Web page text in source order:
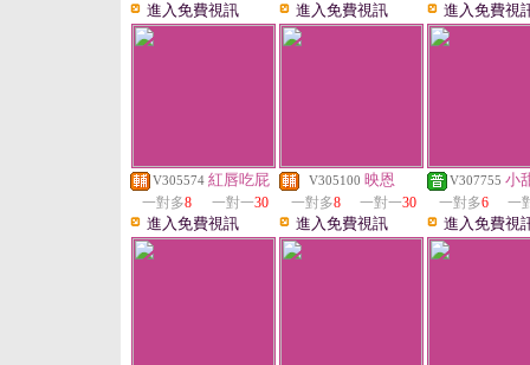
進入免費視訊 進入免費視訊 進入免費視
V305574 紅唇吃屁
一對多8 一對一30
進入免費視訊
V305100 映恩
一對多8 一對一30
進入免費視訊
V307755 小
一對多6 一
進入免費視